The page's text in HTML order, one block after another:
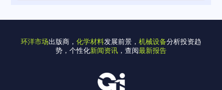
环洋市场出版商， 化学材料发展前景， 机械设备分析投资趋
势，个性化新闻资讯 ，查阅最新报告